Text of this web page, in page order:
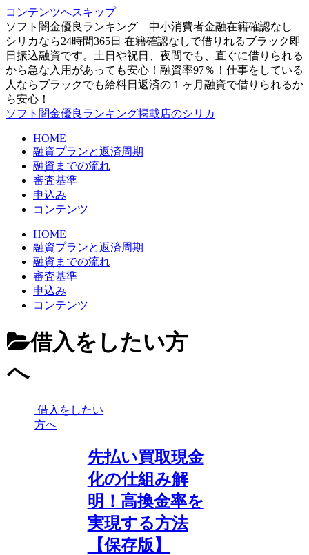
コンテンツへスキップ
ソフト闇金優良ランキング 中小消費者金融在籍確認なし
シリカなら24時間365日 在籍確認なしで借りれるブラック即
日振込融資です。土日や祝日、夜間でも、直ぐに借りられる
から急な入用があっても安心！融資率97％！仕事をしている
人ならブラックでも給料日返済の１ヶ月融資で借りられるか
ら安心！
ソフト闇金優良ランキング掲載店のシリカ
HOME
融資プランと返済周期
融資までの流れ
審査基準
申込み
コンテンツ
HOME
融資プランと返済周期
融資までの流れ
審査基準
申込み
コンテンツ
借入をしたい方
へ
借入をしたい
方へ
先払い買取現金
化の仕組み解
明！高換金率を
実現する方法
【保存版】